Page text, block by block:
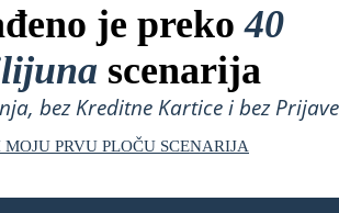
je preko40
scenarija
bez Kreditne Kartice i bez
PRVU PLOČU SCENARIJA